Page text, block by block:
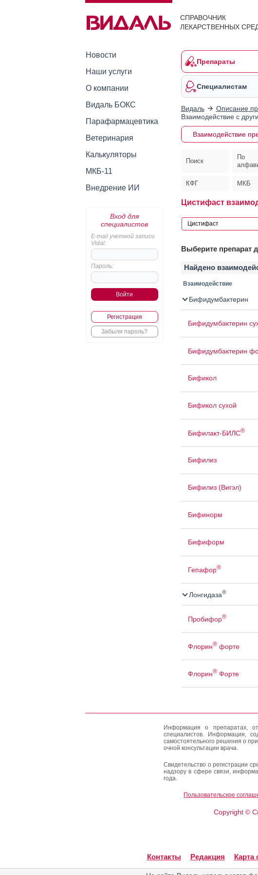
СПРАВОЧНИК
ЛЕКАРСТВЕННЫХ
Новости
Наши услуги
О компании
Видаль БОКС
Парафармацевтика
Ветеринария
Калькуляторы
МКБ-11
Внедрение ИИ
Вход для
специалистов
E-mail учетной записи
Vidal:
Пароль:
Регистрация
Забыли пароль?
Препараты
Специалистам
Видаль Описание
Взаимодействие с
Взаимодействие
Поиск
По
КФГ МКБ
Цистифаст
Выберите препарат
Найдено
Взаимодействие
Бифидумбактерин
Бифидумбактерин
Бифидумбактерин
Бификол
Бификол сухой
Бифилакт-БИЛС®
Бифилиз
Бифилиз (Вигэл)
Бифинорм
Бифиформ
Гепафор®
Лонгидаза®
Пробифор®
Флорин®форте
Флорин®Форте
Информация о препаратах,
специалистов. Информация,
самостоятельного решения о
очной консультации врача.
Свидетельство о регистрации
надзору в сфере связи,
года.
Пользовательское
Copyright ©
Контакты Редакция Карта